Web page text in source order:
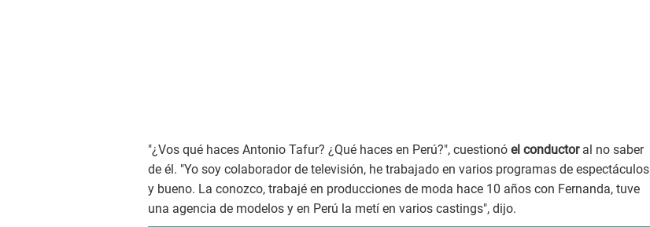
"¿Vos qué haces Antonio Tafur? ¿Qué haces en Perú?", cuestionó el conductor al no saber
de él. "Yo soy colaborador de televisión, he trabajado en varios programas de espectáculos
y bueno. La conozco, trabajé en producciones de moda hace 10 años con Fernanda, tuve
una agencia de modelos y en Perú la metí en varios castings", dijo.